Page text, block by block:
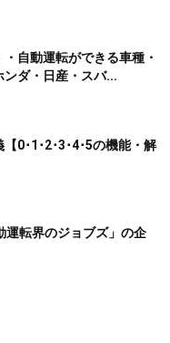
自動運転ができる車種・
ダ・日産・スバ...
0･1･2･3･4･5の機能・解
運転界のジョブズ」の企